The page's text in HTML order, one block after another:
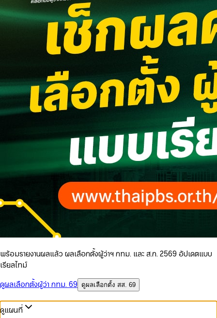
พร้อมรายงานผลแล้ว ผลเลือกตั้งผู้ว่าฯ กทม. และ ส.ก. 2569 อัปเดตแบบ
เรียลไทม์
ดูผลเลือกตั้งผู้ว่า กทม. 69
ดูผลเลือกตั้ง สส. 69
ดูแผนที่